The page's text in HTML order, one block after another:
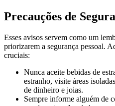
Precauções de
Esses avisos servem como um
priorizarem a segurança pessoal.
cruciais:
Nunca aceite bebidas de
estranho, visite áreas
de dinheiro e joias.
Sempre informe alguém de